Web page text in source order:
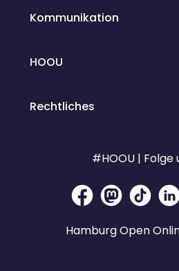
Kommunikation
HOOU
Rechtliches
#HOOU | Folge
Hamburg Open